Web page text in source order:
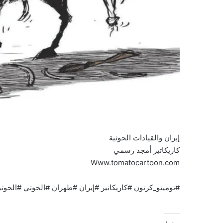
إيران والقيادات الحوثية
كاريكاتير أمجد رسمي
Www.tomatocartoon.com
#توميتو_كرتون #كاريكاتير #إيران #طهران #الحوثي